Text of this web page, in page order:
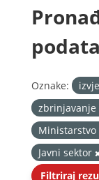
Oznake:
zbrinjavanje
Javni sektor
Filtriraj